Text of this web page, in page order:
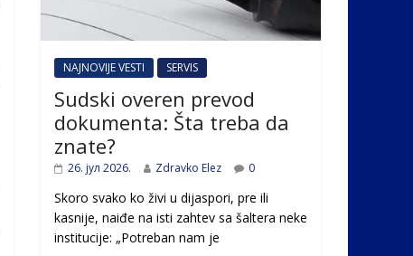
NAJNOVIJE VESTI SERVIS
Sudski overen prevod
dokumenta: Šta treba da
znate?
26. јул 2026. Zdravko Elez 0
Skoro svako ko živi u dijaspori, pre ili
kasnije, naiđe na isti zahtev sa šaltera neke
institucije: „Potreban nam je